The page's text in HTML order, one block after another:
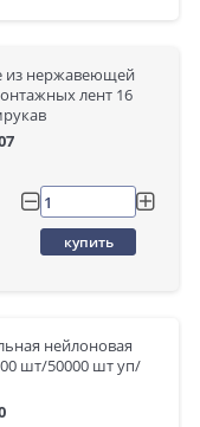
из нержавеющей
лент 16
купить
нейлоновая
шт/50000 шт уп/